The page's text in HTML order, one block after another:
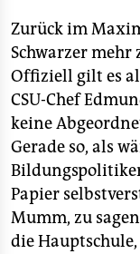
Zurück im
Schwarzer mehr
Offiziell gilt es
CSU-Chef
keine
Gerade so, als
Papier
Mumm, zu
die